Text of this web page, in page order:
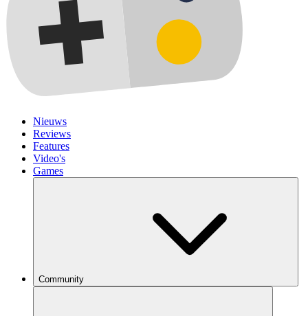
Nieuws
Reviews
Features
Video's
Games
Community